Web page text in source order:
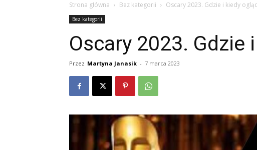
Strona główna Bez kategorii Oscary 2023. Gdzie i kiedy
Bez kategorii
Oscary 2023. Gdzie
Przez Martyna Janasik - 7 marca 2023